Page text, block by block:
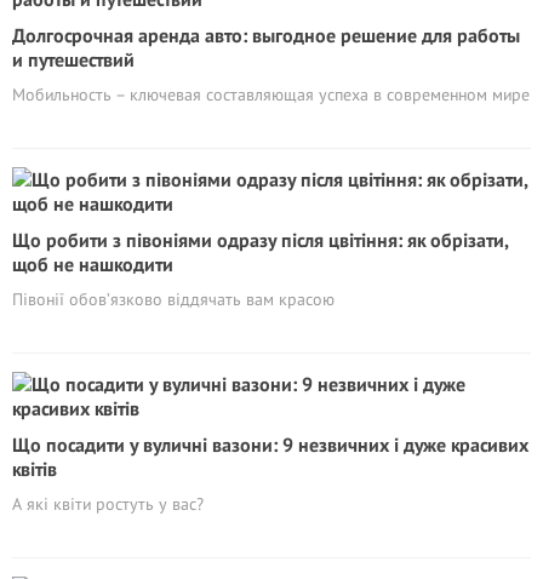
Долгосрочная аренда авто: выгодное решение для работы
и путешествий
Мобильность – ключевая составляющая успеха в современном мире
Що робити з півоніями одразу після цвітіння: як обрізати,
щоб не нашкодити
Півонії обов’язково віддячать вам красою
Що посадити у вуличні вазони: 9 незвичних і дуже красивих
квітів
А які квіти ростуть у вас?